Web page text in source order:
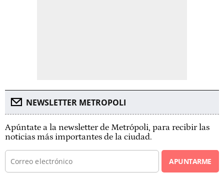
NEWSLETTER METROPOLI
Apúntate a la newsletter de Metrópoli, para recibir las
noticias más importantes de la ciudad.
APUNTARME